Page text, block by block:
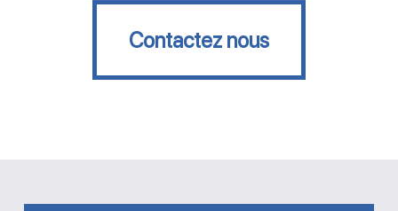
Contactez nous
Contactez nous